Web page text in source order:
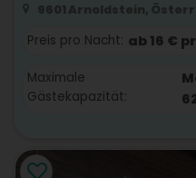
9601 Arnoldstein,
Preis pro Nacht: ab 16 €
Maximale
Gästekapazität: